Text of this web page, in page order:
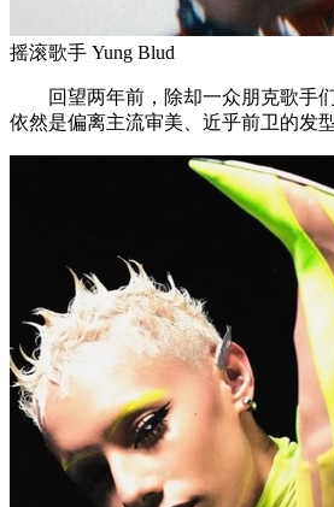
摇滚歌手 Yung Blud
回望两年前，除却一众朋克歌手们
依然是偏离主流审美、近乎前卫的发型